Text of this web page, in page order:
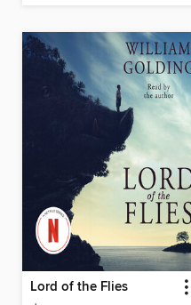
Lord of the Flies